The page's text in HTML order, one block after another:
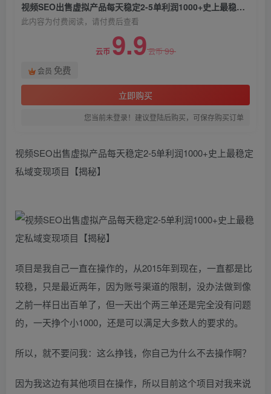
视频SEO出售虚拟产品每天稳定2-5单利润1000+史上最稳定私域变现项目【揭秘】
此内容为付费阅读，请付费后查看
云币 9.9云币99
会员 免费
立即购买
您当前未登录！建议登陆后购买，可保存购买订单
视频SEO出售虚拟产品每天稳定2-5单利润1000+史上最稳定
私域变现项目【揭秘】
项目是我自己一直在操作的，从2015年到现在，一直都是比
较稳，只是最近两年，因为账号渠道的限制，没办法做到像
之前一样日出百单了，但一天出个两三单还是完全没有问题
的，一天挣个小1000，还是可以满足大多数人的要求的。
所以，就不要问我：这么挣钱，你自己为什么不去操作啊？
因为我这边有其他项目在操作，所以目前这个项目对我来说